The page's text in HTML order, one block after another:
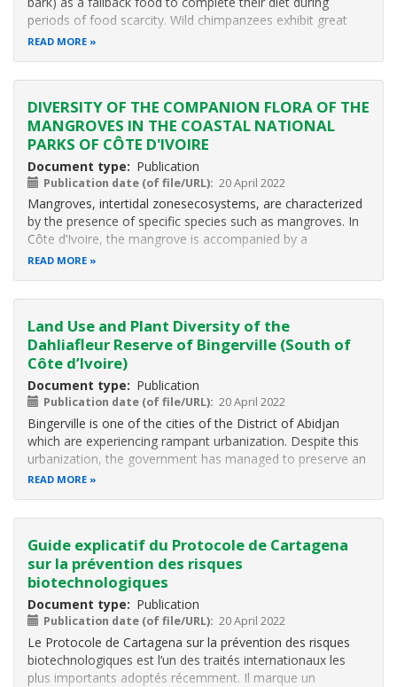
periods of food scarcity. Wild chimpanzees exhibit great
behavioral diversity across Africa, as studies of new
READ MORE
DIVERSITY OF THE COMPANION FLORA OF THE
MANGROVES IN THE COASTAL NATIONAL
PARKS OF CÔTE D'IVOIRE
Document type Publication
Publication date (of file/URL) 20 April 2022
Mangroves, intertidal zonesecosystems, are characterized
by the presence of specific species such as mangroves. In
Côte d’Ivoire, the mangrove is accompanied by a
characteristic flora which remains little studied. In this
READ MORE
Land Use and Plant Diversity of the
Dahliafleur Reserve of Bingerville (South of
Côte d’Ivoire)
Document type Publication
Publication date (of file/URL) 20 April 2022
Bingerville is one of the cities of the District of Abidjan
which are experiencing rampant urbanization. Despite this
urbanization, the government has managed to preserve an
area called the Dahliafleur Reserve as a refuge for
READ MORE
Guide explicatif du Protocole de Cartagena
sur la prévention des risques
biotechnologiques
Document type Publication
Publication date (of file/URL) 20 April 2022
Le Protocole de Cartagena sur la prévention des risques
biotechnologiques est l’un des traités internationaux les
plus importants adoptés récemment. Il marque un